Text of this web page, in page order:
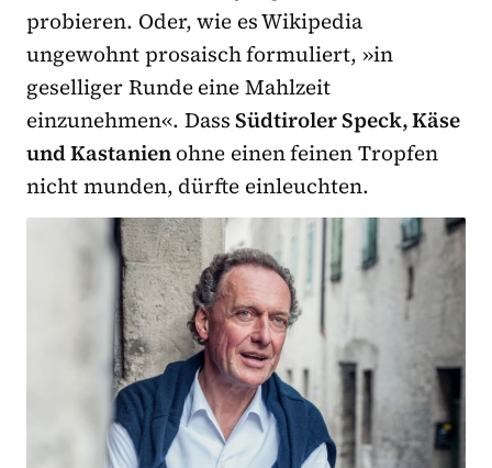
probieren. Oder, wie es Wikipedia
ungewohnt prosaisch formuliert, »in
geselliger Runde eine Mahlzeit
einzunehmen«. DassSüdtiroler Speck, Käse
und Kastanienohne einen feinen Tropfen
nicht munden, dürfte einleuchten.